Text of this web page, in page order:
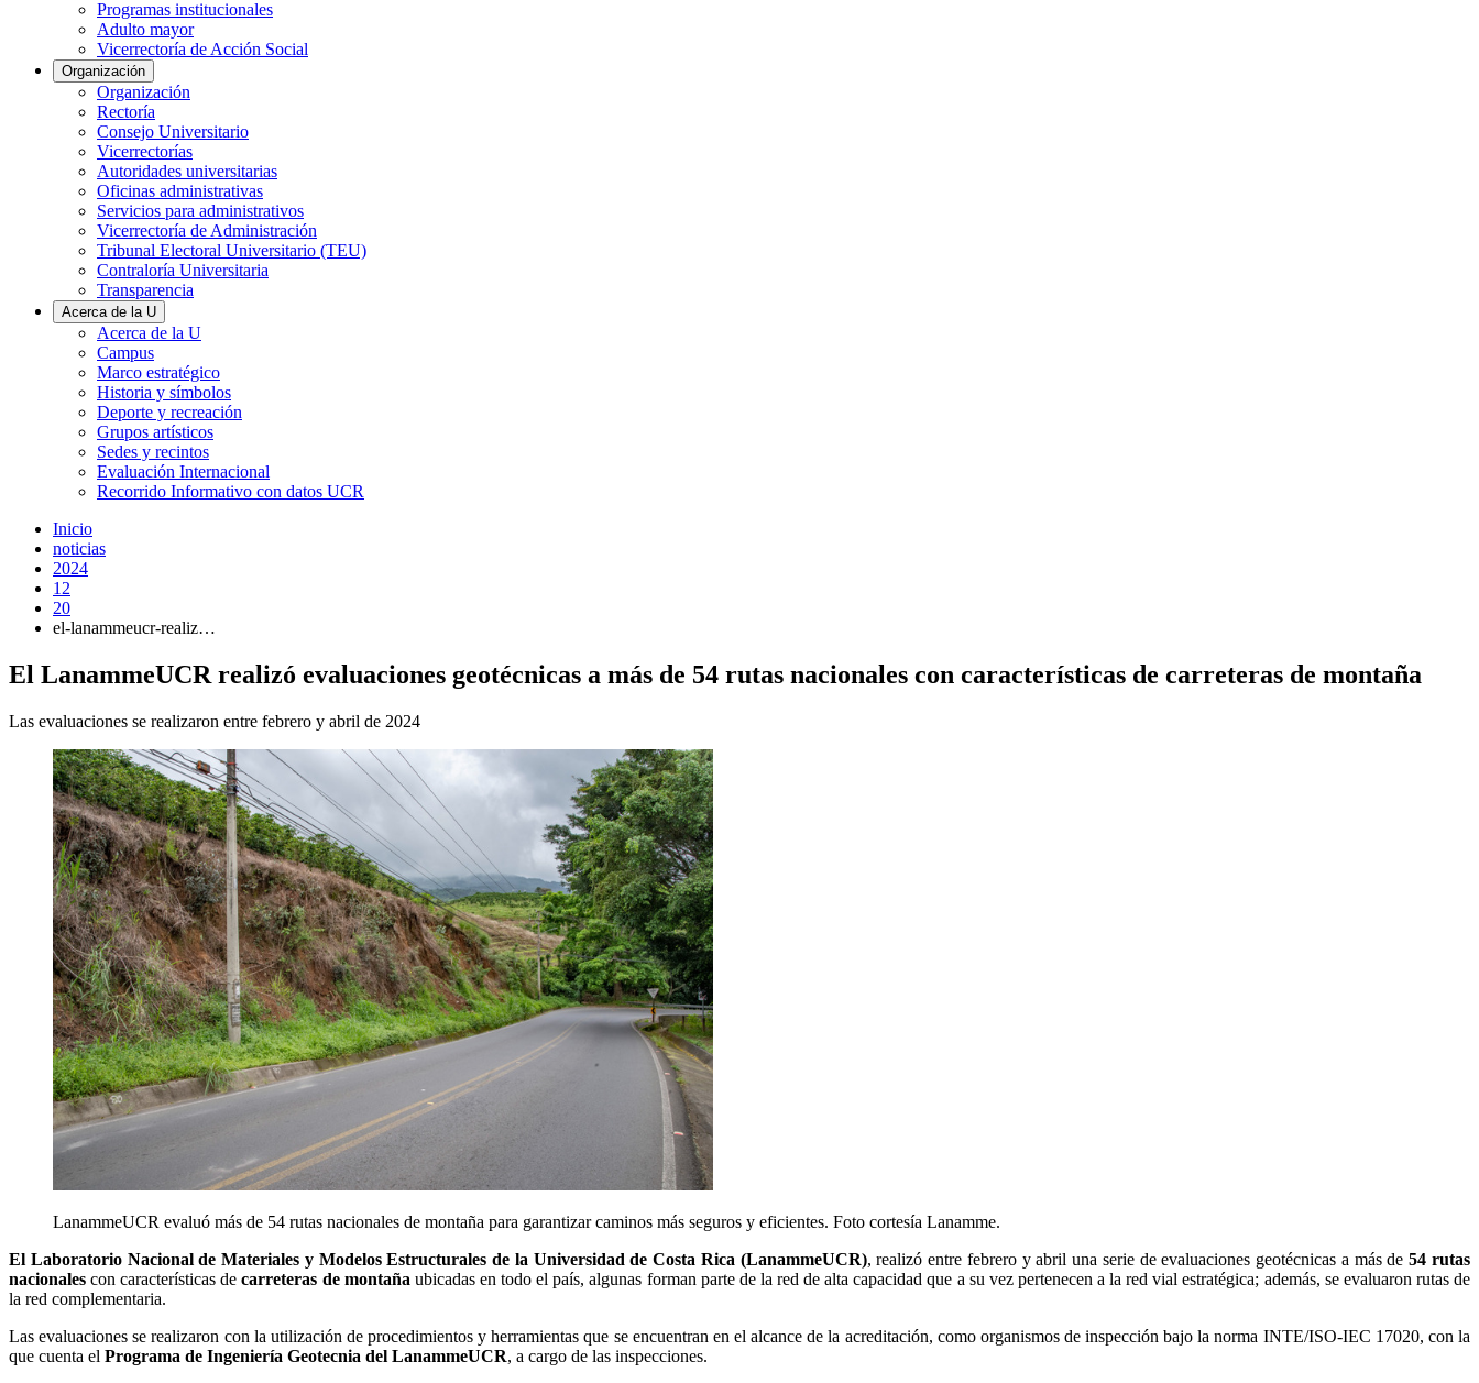
Programas institucionales
Adulto mayor
Vicerrectoría de Acción Social
Organización
Organización
Rectoría
Consejo Universitario
Vicerrectorías
Autoridades universitarias
Oficinas administrativas
Servicios para administrativos
Vicerrectoría de Administración
Tribunal Electoral Universitario (TEU)
Contraloría Universitaria
Transparencia
Acerca de la U
Acerca de la U
Campus
Marco estratégico
Historia y símbolos
Deporte y recreación
Grupos artísticos
Sedes y recintos
Evaluación Internacional
Recorrido Informativo con datos UCR
Inicio
noticias
2024
12
20
el-lanammeucr-realiz…
El LanammeUCR realizó evaluaciones geotécnicas a más de 54 rutas nacionales con características de carreteras de montaña
Las evaluaciones se realizaron entre febrero y abril de 2024
LanammeUCR evaluó más de 54 rutas nacionales de montaña para garantizar caminos más seguros y eficientes. Foto cortesía Lanamme.
El Laboratorio Nacional de Materiales y Modelos Estructurales de la Universidad de Costa Rica (LanammeUCR), realizó entre febrero y abril una serie de evaluaciones geotécnicas a más de54 rutas
nacionales con características decarreteras de montaña ubicadas en todo el país, algunas forman parte de la red de alta capacidad que a su vez pertenecen a la red vial estratégica; además, se evaluaron rutas de
la red complementaria.
Las evaluaciones se realizaron con la utilización de procedimientos y herramientas que se encuentran en el alcance de la acreditación, como organismos de inspección bajo la norma INTE/ISO-IEC 17020, con la
que cuenta el Programa de Ingeniería Geotecnia del LanammeUCR, a cargo de las inspecciones.